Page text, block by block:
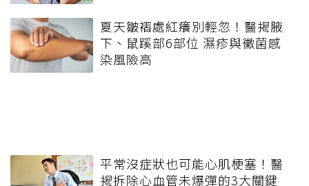
夏天皺褶處紅癢別輕忽！醫揭腋
下、鼠蹊部6部位 濕疹與黴菌感
染風險高
平常沒症狀也可能心肌梗塞！醫
揭拆除心血管未爆彈的3大關鍵